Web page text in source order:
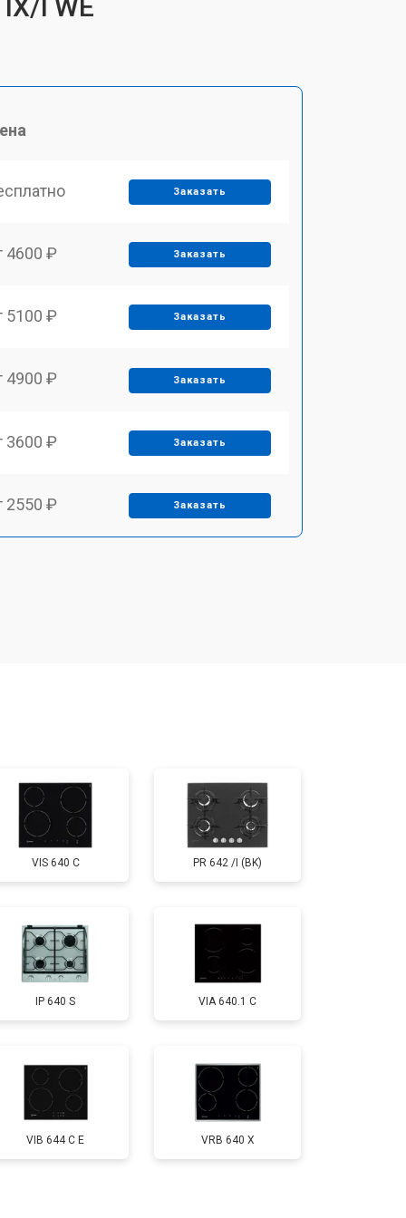
I WE
Заказать
4600 ₽ Заказать
5100 ₽ Заказать
4900 ₽ Заказать
3600 ₽ Заказать
2550 ₽ Заказать
VIS 640 C PR 642 /I (BK)
IP 640 S VIA 640.1 C
VIB 644 C E VRB 640 X